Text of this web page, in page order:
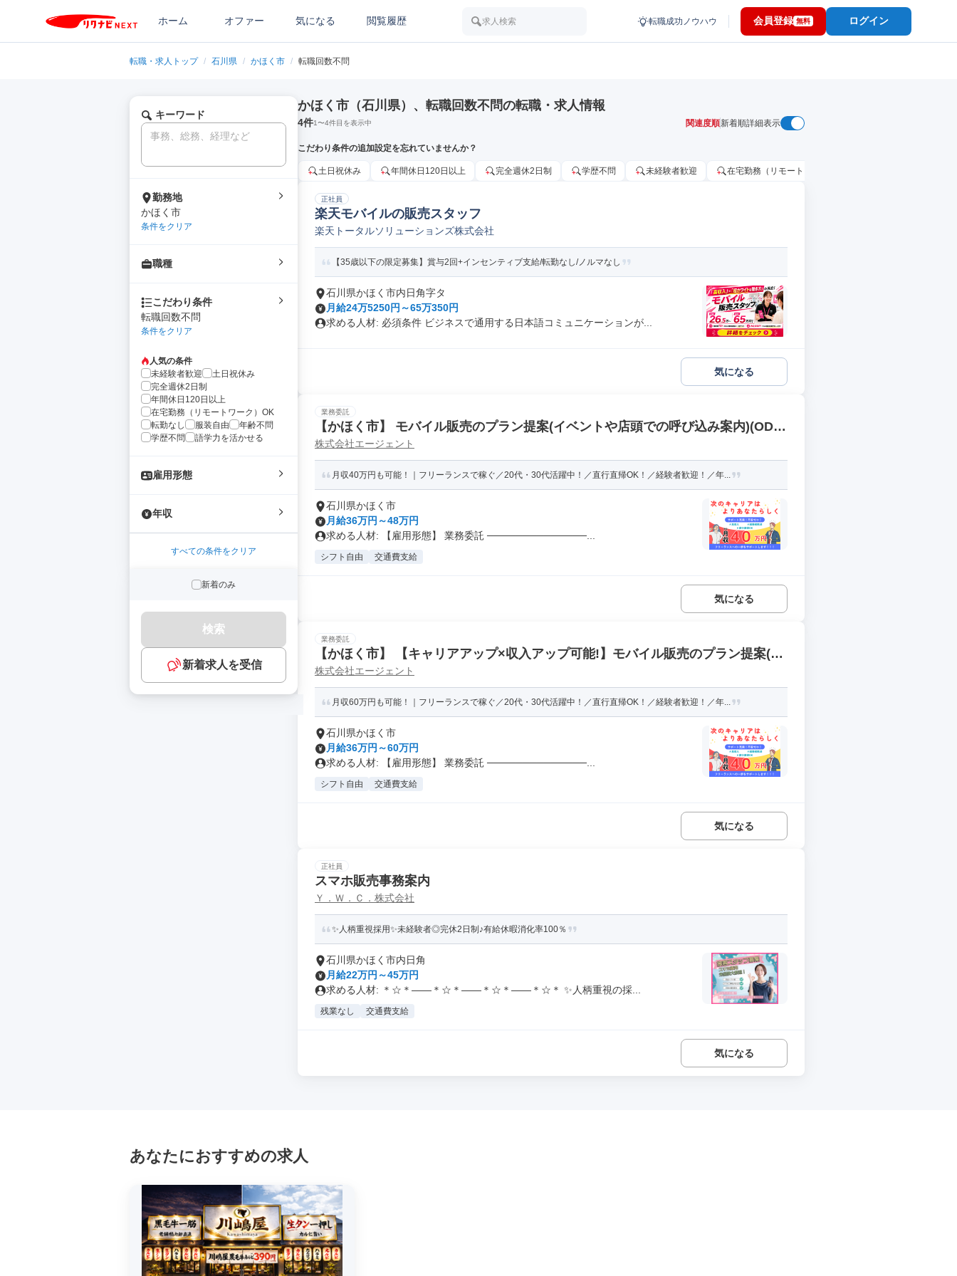
ホーム オファー 気になる 閲覧履歴 求人検索 転職成功ノウハウ 会員登録 無料 ログイン
転職・求人トップ / 石川県 / かほく市 / 転職回数不問
キーワード
勤務地
かほく市
条件をクリア
職種
こだわり条件
転職回数不問
条件をクリア
人気の条件
未経験者歓迎
土日祝休み
完全週休2日制
年間休日120日以上
在宅勤務（リモートワーク）OK
転勤なし
服装自由
年齢不問
学歴不問
語学力を活かせる
雇用形態
年収
すべての条件をクリア
新着のみ
検索
新着求人を受信
かほく市（石川県）、転職回数不問の転職・求人情報
4件1〜4件目を表示中 関連度順新着順詳細表示
こだわり条件の追加設定を忘れていませんか？
土日祝休み 年間休日120日以上 完全週休2日制 学歴不問 未経験者歓迎 在宅勤務（リモートワーク）OK
正社員
楽天モバイルの販売スタッフ
楽天トータルソリューションズ株式会社
【35歳以下の限定募集】賞与2回+インセンティブ支給/転勤なし/ノルマなし
石川県かほく市内日角字タ
月給24万5250円～65万350円
求める人材: 必須条件 ビジネスで通用する日本語コミュニケーションが...
気になる
業務委託
【かほく市】 モバイル販売のプラン提案(イベントや店頭での呼び込み案内)(ODS
2/PPT)
株式会社エージェント
月収40万円も可能！｜フリーランスで稼ぐ／20代・30代活躍中！／直行直帰OK！／経験者歓迎！／年...
石川県かほく市
月給36万円～48万円
求める人材: 【雇用形態】 業務委託 ──────────────...
シフト自由 交通費支給
気になる
業務委託
【かほく市】 【キャリアアップ×収入アップ可能!】モバイル販売のプラン提案(イ
ベントや店頭での呼び込み案内)(ODS2/)
株式会社エージェント
月収60万円も可能！｜フリーランスで稼ぐ／20代・30代活躍中！／直行直帰OK！／経験者歓迎！／年...
石川県かほく市
月給36万円～60万円
求める人材: 【雇用形態】 業務委託 ──────────────...
シフト自由 交通費支給
気になる
正社員
スマホ販売事務案内
Ｙ．Ｗ．Ｃ．株式会社
✨人柄重視採用✨未経験者◎完休2日制♪有給休暇消化率100％
石川県かほく市内日角
月給22万円～45万円
求める人材: ＊☆＊――＊☆＊――＊☆＊――＊☆＊ ✨人柄重視の採...
残業なし 交通費支給
気になる
あなたにおすすめの求人